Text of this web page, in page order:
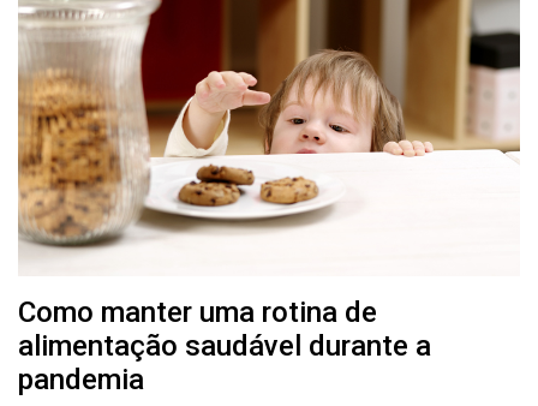
Como manter uma rotina de
alimentação saudável durante a
pandemia